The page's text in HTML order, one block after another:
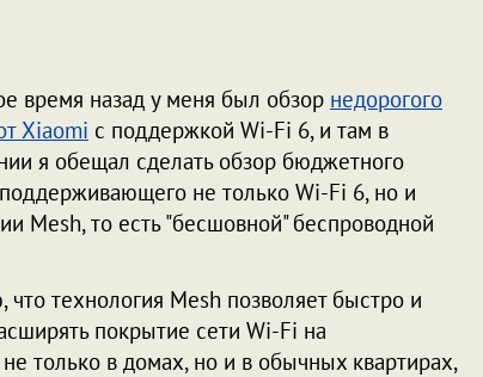
время назад у меня был обзор недорогого
Xiaomi с поддержкой Wi-Fi 6, и там в
я обещал сделать обзор бюджетного
не только Wi-Fi 6, но и
Mesh, то есть "бесшовной" беспроводной
технология Mesh позволяет быстро и
покрытие сети Wi-Fi на
только в домах, но и в обычных квартирах,